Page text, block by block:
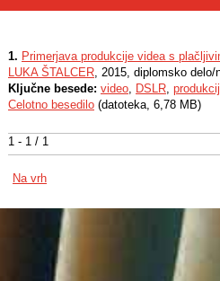
1 - 1 / 1
1. Primerjava produkcije videa s
LUKA ŠTALCER, 2015, diplomsko delo/
Ključne besede: video, DSLR,
Celotno besedilo (datoteka, 6,78 MB)
Na vrh